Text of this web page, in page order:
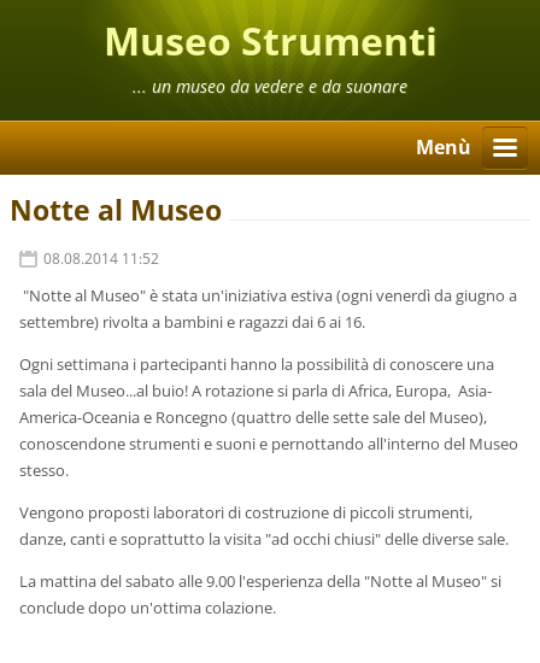
Museo Strumenti
Musicali Popolari
... un museo da vedere e da suonare
Menù
Notte al Museo
08.08.2014 11:52
"Notte al Museo" è stata un'iniziativa estiva (ogni venerdì da giugno a
settembre) rivolta a bambini e ragazzi dai 6 ai 16.
Ogni settimana i partecipanti hanno la possibilità di conoscere una
sala del Museo...al buio! A rotazione si parla di Africa, Europa, Asia-
America-Oceania e Roncegno (quattro delle sette sale del Museo),
conoscendone strumenti e suoni e pernottando all'interno del Museo
stesso.
Vengono proposti laboratori di costruzione di piccoli strumenti,
danze, canti e soprattutto la visita "ad occhi chiusi" delle diverse sale.
La mattina del sabato alle 9.00 l'esperienza della "Notte al Museo" si
conclude dopo un'ottima colazione.